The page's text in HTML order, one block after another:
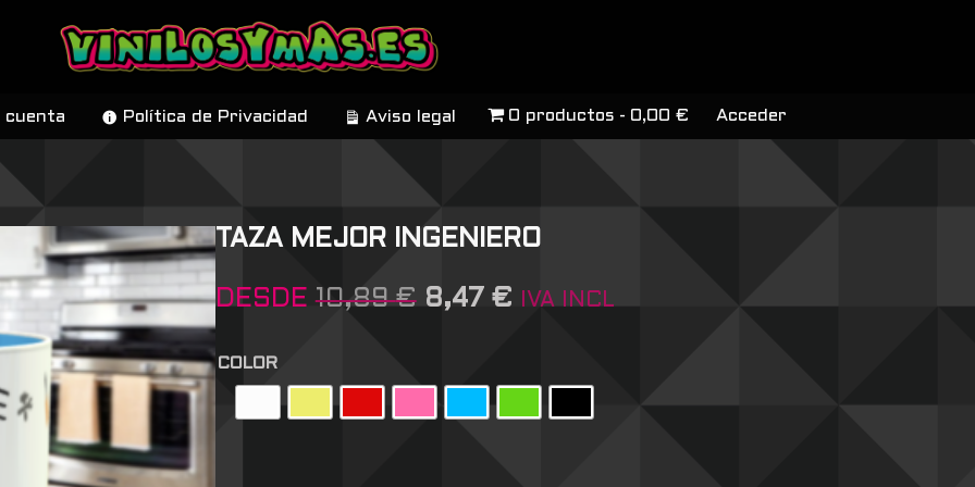
cuenta Política de Privacidad Aviso legal 0 productos 0,00 € Acceder
TAZA MEJOR INGENIERO
DESDE 10,89€ 8,47 € IVA INCL
COLOR